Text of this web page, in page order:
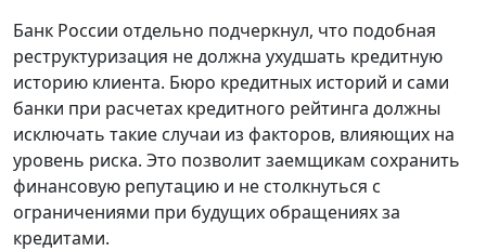
Банк России отдельно подчеркнул, что подобная
реструктуризация не должна ухудшать кредитную
историю клиента. Бюро кредитных историй и сами
банки при расчетах кредитного рейтинга должны
исключать такие случаи из факторов, влияющих на
уровень риска. Это позволит заемщикам сохранить
финансовую репутацию и не столкнуться с
ограничениями при будущих обращениях за
кредитами.